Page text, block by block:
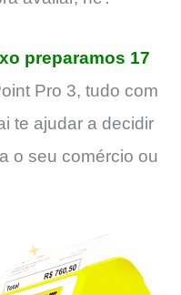
preparamos 17
Pro 3, tudo com
te ajudar a decidir
o seu comércio ou